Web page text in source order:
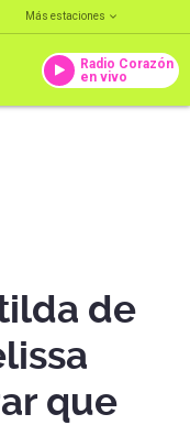
Más estaciones
Radio Corazón
en vivo
de
que